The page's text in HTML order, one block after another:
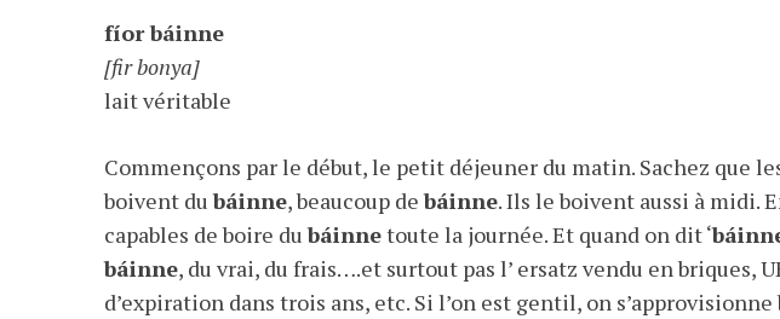
fíor báinne
[fir bonya]
lait véritable
Commençons par le début, le petit déjeuner du matin. Sachez que
boivent dubáinne, beaucoup debáinne. Ils le boivent aussi à midi.
capables de boire dubáinnetoute la journée. Et quand on dit ‘
báinne, du vrai, du frais….et surtout pas l’ ersatz vendu en briques,
d’expiration dans trois ans, etc. Si l’on est gentil, on